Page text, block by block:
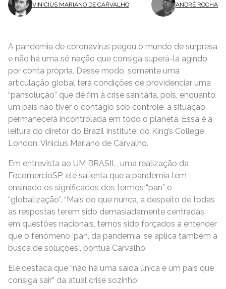
VINICIUS MARIANO DE CARVALHO ANDRÉ ROCHA
A pandemia de coronavírus pegou o mundo de surpresa
e não há uma só nação que consiga superá-la agindo
por conta própria. Desse modo, somente uma
articulação global terá condições de providenciar uma
“pansolução” que dê fim à crise sanitária, pois, enquanto
um país não tiver o contágio sob controle, a situação
permanecerá incontrolada em todo o planeta. Essa é a
leitura do diretor do Brazil Institute, do King’s College
London, Vinicius Mariano de Carvalho.
Em entrevista ao UM BRASIL, uma realização da
FecomercioSP, ele salienta que a pandemia tem
ensinado os significados dos termos “pan” e
“globalização”. “Mais do que nunca, a despeito de todas
as respostas terem sido demasiadamente centradas
em questões nacionais, temos sido forçados a entender
que o fenômeno ‘pan’, da pandemia, se aplica também à
busca de soluções”, pontua Carvalho.
Ele destaca que “não há uma saída única e um país que
consiga sair” da atual crise sozinho.